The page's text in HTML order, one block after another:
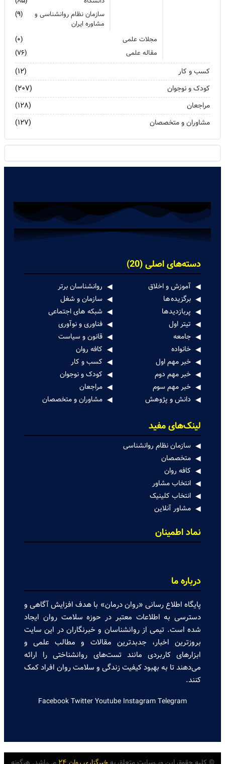
سازمان نظام روانشناسی و
مشاوره ایران
(۹)
مجلات علمی
(۰)
مقاله علمی
(۷۶)
کسب و کار
(۱۲)
کودک و نوجوان
(۲۰۷)
مراجعان
(۱۲۸)
مشاوران و متخصصان
(۱۲۷)
دسته‌های اصلی (20)
آموزش و اخلاق
برگزیده ها
پربازدیدها
تیتر اول
جامعه
خانواده
خبر مهم اول
خبر مهم دوم
خبر مهم سوم
دانش و پژوهش
روانشناسان برتر
سازمان و شغل
شبکه های اجتماعی
فناوری و نوآوری
قانون و سیاست
کافه روان
کسب و کار
کودک و نوجوان
مراجعان
مشاوران و متخصصان
لینک‌های مفید
سازمان نظام روانشناسی
متخصصان
کافه روان
انتخاب مشاور
انتخاب کلینیک
مشاور آنلاین
نماد اطمینان
درباره ما
پایگاه اطلاع رسانی «روان درمان» با هدف افزایش آگاهی و
دسترسی به اطلاعات معتبر در حوزه سلامت روان ایجاد
شده است. تیمی از روانشناسان و خبرنگاران در این سایت
بروزترین اخبار، جدبدترین مقالات و مطالب علمی و
ابزارهای کاربردی مانند تست‌های روانشناختی را ارائه
می‌دهند تا به بهبود کیفیت زندگی و سلامت روان افراد کمک
کنند.
FacebookTwitterYoutube InstagramTelegram